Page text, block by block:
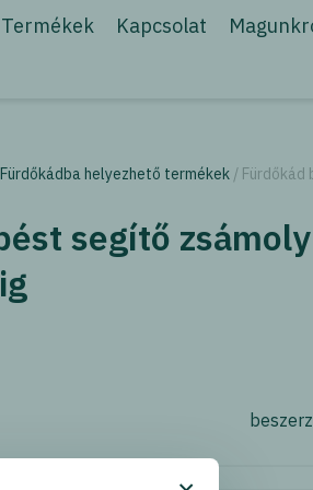
Termékek Kapcsolat
Fürdőkádba helyezhető termékek /
segítő